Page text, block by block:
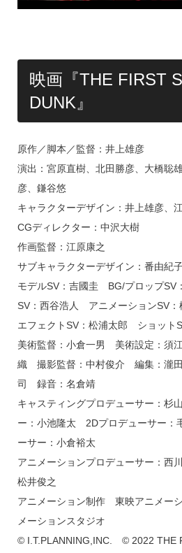
映画『THE FIRST
DUNK』
原作／脚本／監督：井上雄彦
演出：宮原直樹、北田勝彦、大橋聡
彦、鎌谷悠
キャラクターデザイン：井上雄彦、
CGディレクター：中沢大樹
作画監督：江原康之
サブキャラクターデザイン：番由紀
モデルSV：吉國圭 BG/プロップ
SV：西谷浩人 アニメーションSV：
エフェクトSV：松浦太郎 ショット
美術監督：小倉一男 美術設定：須
織 撮影監督：中村俊介 編集：瀧
司 録音：名倉靖
キャスティングプロデューサー：
ー：小池隆太 2Dプロデューサー：
ーサー：小倉裕太
アニメーションプロデューサー：西
松井俊之
アニメーション制作 東映アニメー
メーションスタジオ
© I.T.PLANNING,INC. © 2022 THE